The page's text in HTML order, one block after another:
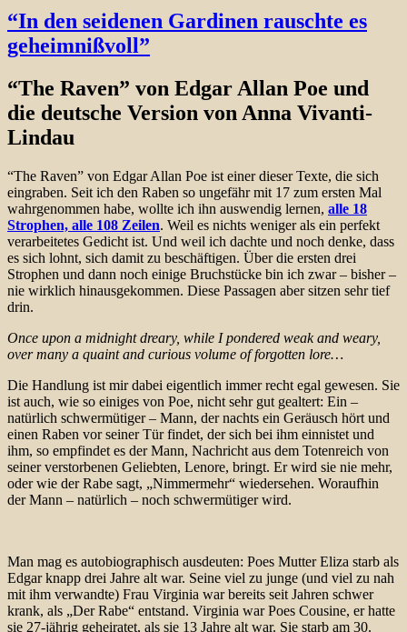
“In den seidenen Gardinen rauschte es
geheimnißvoll”
“The Raven” von Edgar Allan Poe und
die deutsche Version von Anna Vivanti-
Lindau
“The Raven” von Edgar Allan Poe ist einer dieser Texte, die sich
eingraben. Seit ich den Raben so ungefähr mit 17 zum ersten Mal
wahrgenommen habe, wollte ich ihn auswendig lernen, alle 18
Strophen, alle 108 Zeilen. Weil es nichts weniger als ein perfekt
verarbeitetes Gedicht ist. Und weil ich dachte und noch denke, dass
es sich lohnt, sich damit zu beschäftigen. Über die ersten drei
Strophen und dann noch einige Bruchstücke bin ich zwar – bisher –
nie wirklich hinausgekommen. Diese Passagen aber sitzen sehr tief
drin.
Once upon a midnight dreary, while I pondered weak and weary,
over many a quaint and curious volume of forgotten lore…
Die Handlung ist mir dabei eigentlich immer recht egal gewesen. Sie
ist auch, wie so einiges von Poe, nicht sehr gut gealtert: Ein –
natürlich schwermütiger – Mann, der nachts ein Geräusch hört und
einen Raben vor seiner Tür findet, der sich bei ihm einnistet und
ihm, so empfindet es der Mann, Nachricht aus dem Totenreich von
seiner verstorbenen Geliebten, Lenore, bringt. Er wird sie nie mehr,
oder wie der Rabe sagt, „Nimmermehr“ wiedersehen. Woraufhin
der Mann – natürlich – noch schwermütiger wird.
Man mag es autobiographisch ausdeuten: Poes Mutter Eliza starb als
Edgar knapp drei Jahre alt war. Seine viel zu junge (und viel zu nah
mit ihm verwandte) Frau Virginia war bereits seit Jahren schwer
krank, als „Der Rabe“ entstand. Virginia war Poes Cousine, er hatte
sie 27-jährig geheiratet, als sie 13 Jahre alt war. Sie starb am 30.